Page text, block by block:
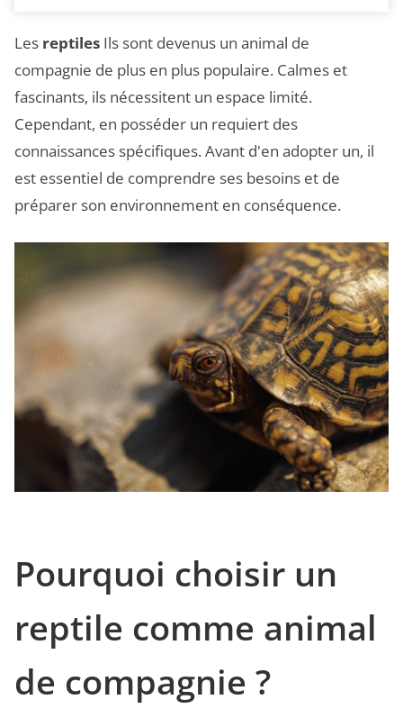
Les reptiles Ils sont devenus un animal de
compagnie de plus en plus populaire. Calmes et
fascinants, ils nécessitent un espace limité.
Cependant, en posséder un requiert des
connaissances spécifiques. Avant d'en adopter un, il
est essentiel de comprendre ses besoins et de
préparer son environnement en conséquence.
Pourquoi choisir un
reptile comme animal
de compagnie ?